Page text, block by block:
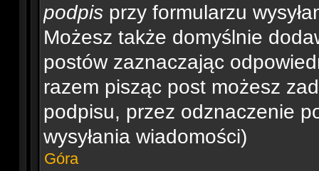
podpis przy formularzu
Możesz także domyślnie
postów zaznaczając
razem pisząc post możesz
podpisu, przez odznaczenie
wysyłania wiadomości)
Góra